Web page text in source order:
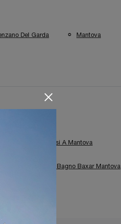
Del Garda Mantova
Bagno Sospesi A Mantova
Arredo Bagno Baxar Mantova